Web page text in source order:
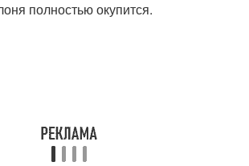
полностью окупится.